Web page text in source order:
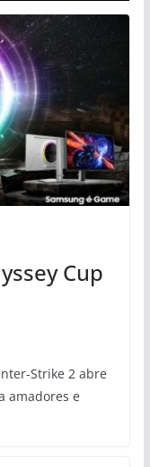
Cup
Strike 2 abre
amadores e